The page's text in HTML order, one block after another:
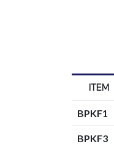
ITEM
BPKF1
BPKF3